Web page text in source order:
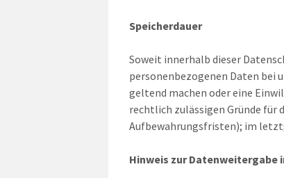
Speicherdauer
Soweit innerhalb dieser
personenbezogenen Daten bei
geltend machen oder eine
rechtlich zulässigen Gründe für
Aufbewahrungsfristen); im
Hinweis zur Datenweitergabe